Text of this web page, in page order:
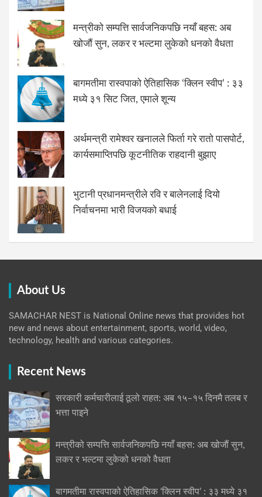
मन्त्रीको सम्पत्ति सार्वजनिकपछि नयाँ बहस: अब
खोजौं सुन, लकर र भल्टमा लुकेको धनको वैधता
बागमतीमा रास्वपाको ऐतिहासिक ‘क्लिन स्वीप’ : ३३
मध्ये ३१ सिट जित, एमाले शून्य
अर्थमन्त्री रामेश्वर खनालले फिर्ता गरे रातो पासपोर्ट,
कार्यसमाप्तिपछि कूटनीतिक राहदानी बुझाए
भुटानी प्रधानमन्त्रीले रवि र बालेनलाई दियो
निर्वाचनमा भारी विजयको बधाई
About Us
SAMACHAR NEST is National Online news that provides hot
new and news about entertainment, sports, world, video,
technology, health and various categories.
Recent News
सरकारी कर्मचारीलाई ठूलो राहत: अब १५–१५ दिनमै तलब र
भत्ता पाइने
मन्त्रीको सम्पत्ति सार्वजनिकपछि नयाँ बहस: अब खोजौं सुन,
लकर र भल्टमा लुकेको धनको वैधता
बागमतीमा रास्वपाको ऐतिहासिक ‘क्लिन स्वीप’ : ३३ मध्ये ३१